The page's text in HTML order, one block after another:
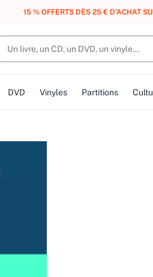
DES POINTS, DES RÉCOMPENSES :
DVD Vinyles Partitions